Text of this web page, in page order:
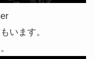
います。